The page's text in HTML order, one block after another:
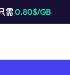
需0.80$/GB